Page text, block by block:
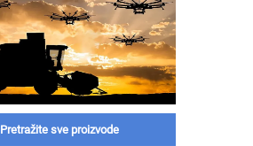
Pretražite sve proizvode